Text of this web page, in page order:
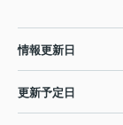
情報更新日
更新予定日